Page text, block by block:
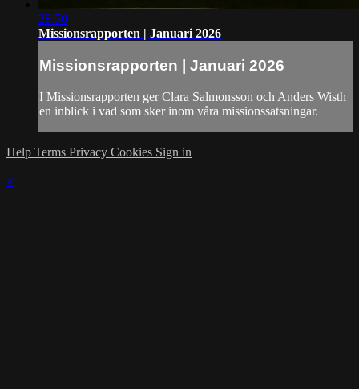
28:50
Missionsrapporten | Januari 2026
Missionsrapporten | Januari 2026
I Missionsrapporten ger Clara Salmonsson och Anders Wisth
en inblick i vad som sker inom våra missionssatsningar.
Help Terms Privacy Cookies Sign in
×